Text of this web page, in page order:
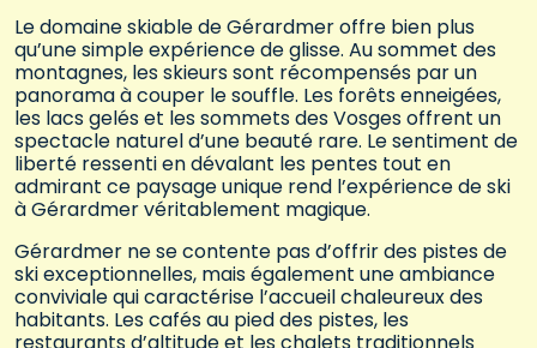
Le domaine skiable de Gérardmer offre bien plus
qu’une simple expérience de glisse. Au sommet des
montagnes, les skieurs sont récompensés par un
panorama à couper le souffle. Les forêts enneigées,
les lacs gelés et les sommets des Vosges offrent un
spectacle naturel d’une beauté rare. Le sentiment de
liberté ressenti en dévalant les pentes tout en
admirant ce paysage unique rend l’expérience de ski
à Gérardmer véritablement magique.
Gérardmer ne se contente pas d’offrir des pistes de
ski exceptionnelles, mais également une ambiance
conviviale qui caractérise l’accueil chaleureux des
habitants. Les cafés au pied des pistes, les